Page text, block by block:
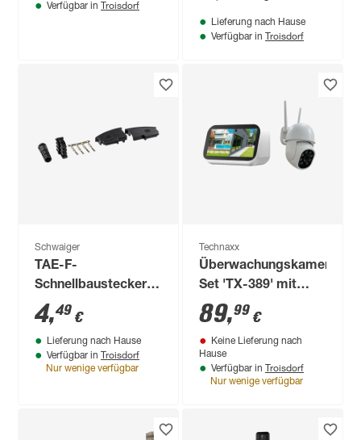
Verfügbar in Troisdorf
Lieferung nach Hause
Verfügbar in Troisdorf
Schwaiger
TAE-F-
Schnellbaustecker
"Phone &
Computer" Standard
4,49 €
Lieferung nach Hause
Verfügbar in Troisdorf
Nur wenige verfügbar
Technaxx
Überwachungskamera-
Set 'TX-389' mit
Touchscreen
89,99 €
Keine Lieferung nach
Hause
Verfügbar in Troisdorf
Nur wenige verfügbar